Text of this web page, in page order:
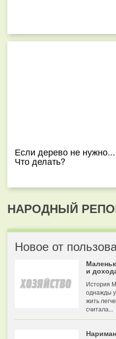
Если дерево не нужно...
Что делать?
НАРОДНЫЙ
Новое от
и
История
однажды
жить
считала...